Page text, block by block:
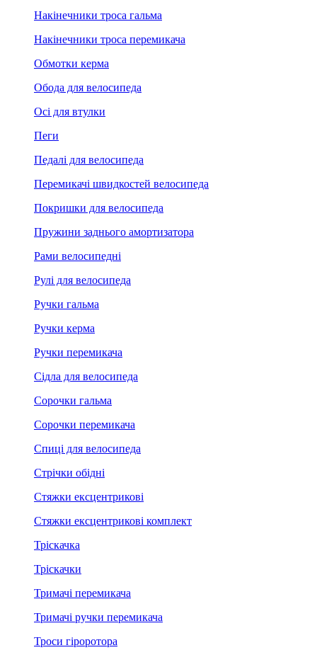
Накінечники троса гальма
Накінечники троса перемикача
Обмотки керма
Обода для велосипеда
Осі для втулки
Пеги
Педалі для велосипеда
Перемикачі швидкостей велосипеда
Покришки для велосипеда
Пружини заднього амортизатора
Рами велосипедні
Рулі для велосипеда
Ручки гальма
Ручки керма
Ручки перемикача
Сідла для велосипеда
Сорочки гальма
Сорочки перемикача
Спиці для велосипеда
Стрічки обідні
Стяжки ексцентрикові
Стяжки ексцентрикові комплект
Тріскачка
Тріскачки
Тримачі перемикача
Тримачі ручки перемикача
Троси гіроротора